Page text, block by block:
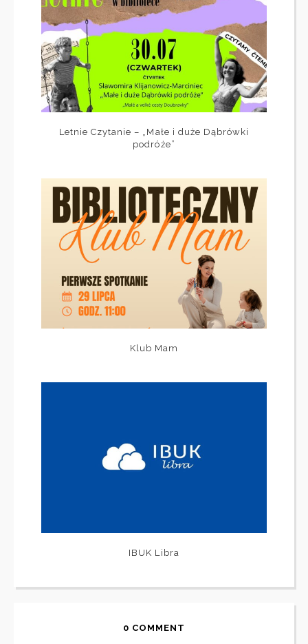
Letnie Czytanie – „Małe i duże Dąbrówki
podróże”
Klub Mam
IBUK Libra
0 COMMENT